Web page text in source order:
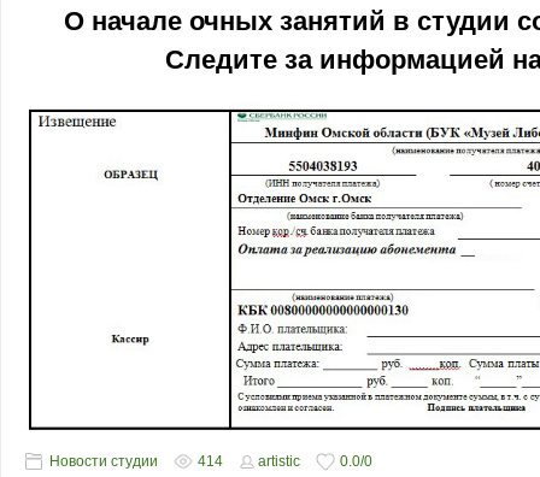
О начале очных занятий в студии
Следите за информацией
Новости студии 414 artistic 0.0/0